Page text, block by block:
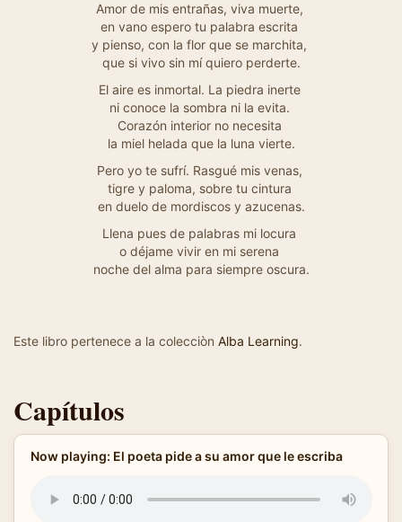
Amor de mis entrañas, viva muerte,
en vano espero tu palabra escrita
y pienso, con la flor que se marchita,
que si vivo sin mí quiero perderte.
El aire es inmortal. La piedra inerte
ni conoce la sombra ni la evita.
Corazón interior no necesita
la miel helada que la luna vierte.
Pero yo te sufrí. Rasgué mis venas,
tigre y paloma, sobre tu cintura
en duelo de mordiscos y azucenas.
Llena pues de palabras mi locura
o déjame vivir en mi serena
noche del alma para siempre oscura.
Este libro pertenece a la colecciòn Alba Learning.
Capítulos
Now playing: El poeta pide a su amor que le escriba